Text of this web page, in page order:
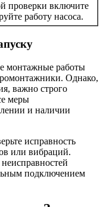
проверки включите
работу насоса.
монтажные работы
Однако,
важно строго
меры
и наличии
исправность
или вибраций.
подключением